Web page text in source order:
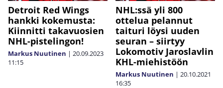
Detroit Red Wings
hankki kokemusta:
Kiinnitti takavuosien
NHL-pistelingon!
Markus Nuutinen | 20.09.2023
11:15
NHL:ssä yli 800
ottelua pelannut
taituri löysi uuden
seuran – siirtyy
Lokomotiv Jaroslavlin
KHL-miehistöön
Markus Nuutinen | 20.10.2021
16:35